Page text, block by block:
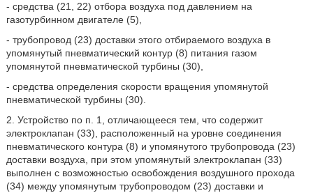
- средства (21, 22) отбора воздуха под давлением на
газотурбинном двигателе (5),
- трубопровод (23) доставки этого отбираемого воздуха в
упомянутый пневматический контур (8) питания газом
упомянутой пневматической турбины (30),
- средства определения скорости вращения упомянутой
пневматической турбины (30).
2. Устройство по п. 1, отличающееся тем, что содержит
электроклапан (33), расположенный на уровне соединения
пневматического контура (8) и упомянутого трубопровода (23)
доставки воздуха, при этом упомянутый электроклапан (33)
выполнен с возможностью освобождения воздушного прохода
(34) между упомянутым трубопроводом (23) доставки и